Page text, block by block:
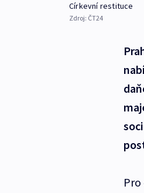
Církevní restituce
Zdroj: ČT24